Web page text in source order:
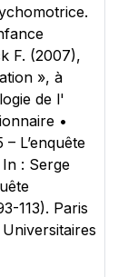
F. (2007),
», à
de l'
•
L’enquête
: Serge
113). Paris